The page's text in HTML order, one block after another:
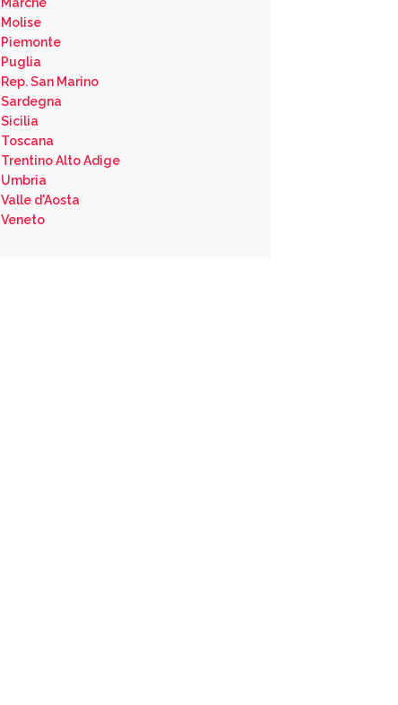
Molise
Piemonte
Puglia
Rep. San Marino
Sardegna
Sicilia
Toscana
Trentino Alto Adige
Umbria
Valle d'Aosta
Veneto